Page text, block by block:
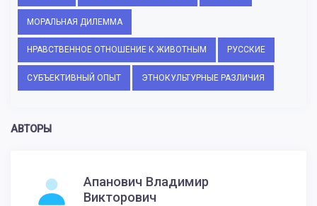
МОРАЛЬНАЯ ДИЛЕММА
НРАВСТВЕННОЕ ОТНОШЕНИЕ К ЖИВОТНЫМ РУССКИЕ
СУБЪЕКТИВНЫЙ ОПЫТ ЭТНОКУЛЬТУРНЫЕ РАЗЛИЧИЯ
АВТОРЫ
Апанович Владимир
Викторович